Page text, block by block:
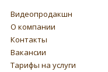
Видеопродакшн
О компании
Контакты
Вакансии
Тарифы на услуги